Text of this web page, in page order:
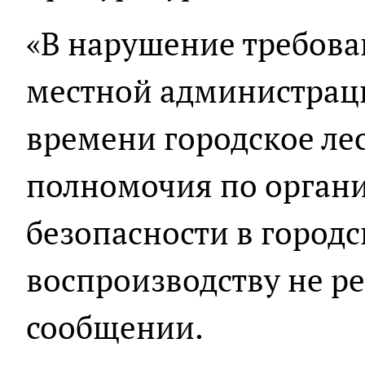
«В нарушение
местной
времени городское
полномочия по
безопасности в
воспроизводству не
сообщении.